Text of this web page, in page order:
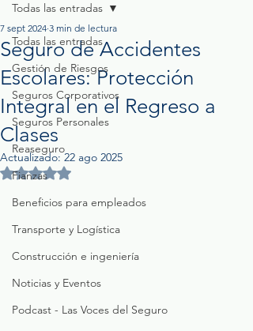
Todas las entradas
Gestión de Riesgos
Seguros Corporativos
Seguros Personales
Reaseguro
Fianzas
Beneficios para empleados
Transporte y Logística
Construcción e ingeniería
Noticias y Eventos
Podcast - Las Voces del Seguro
Todas las entradas
Seguro de Accidentes
Escolares: Protección
Integral en el Regreso a
Clases
7 sept 2024 3 min de lectura
Actualizado:22 ago 2025
Obtuvo NaN de 5 estrellas.